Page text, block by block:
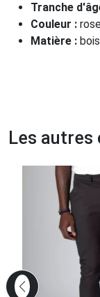
Tranche
Couleur :
Matière :
Les autres